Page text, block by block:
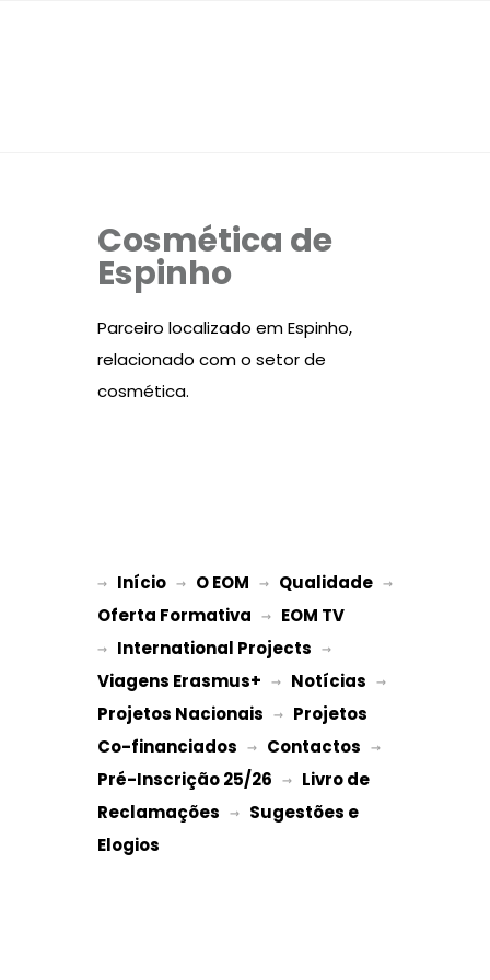
Cosmética de
Espinho
Parceiro localizado em Espinho,
relacionado com o setor de
cosmética.
→ Início → O EOM → Qualidade
Oferta Formativa → EOM TV
→ International Projects
Viagens Erasmus+ → Notícias
Projetos Nacionais → Projetos
Co-financiados → Contactos
Pré-Inscrição 25/26 → Livro de
Reclamações → Sugestões e
Elogios